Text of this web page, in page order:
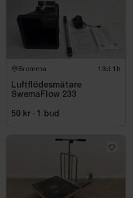
Bromma 13d 1h
Luftflödesmätare
SwemaFlow 233
50 kr · bud